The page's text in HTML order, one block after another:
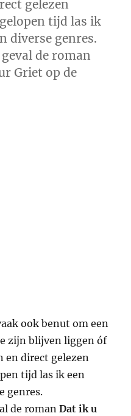
gelezen
tijd las ik
diverse genres.
de roman
Griet op de
ook benut om een
zijn blijven liggen óf
en direct gelezen
tijd las ik een
genres.
de romanDat ik u